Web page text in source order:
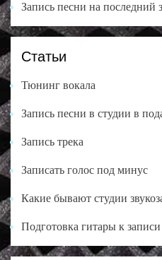
Запись песни на последний
Статьи
Тюнинг вокала
Запись песни в студии в
Запись трека
Записать голос под минус
Какие бывают студии
Подготовка гитары к записи